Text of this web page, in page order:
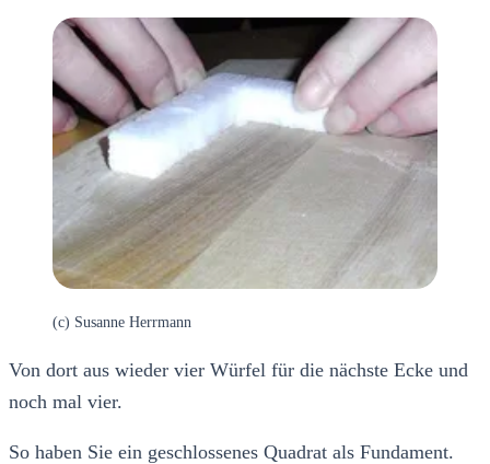
(c) Susanne Herrmann
Von dort aus wieder vier Würfel für die nächste Ecke und
noch mal vier.
So haben Sie ein geschlossenes Quadrat als Fundament.